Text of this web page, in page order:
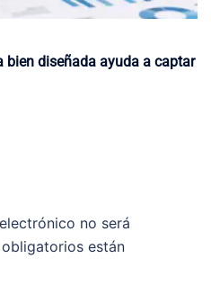
bien diseñada ayuda a captar
no será
están